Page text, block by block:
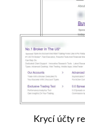
Krycí účty